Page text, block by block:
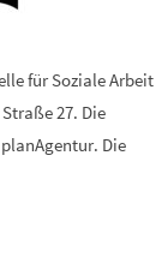
für Soziale Arbeit
27. Die
Die